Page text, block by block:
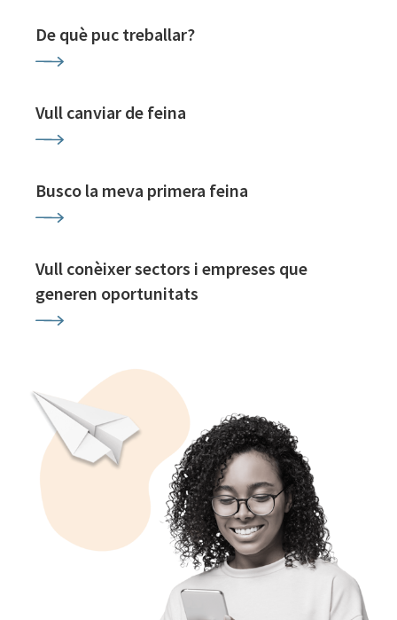
De què puc treballar?
Vull canviar de feina
Busco la meva primera feina
Vull conèixer sectors i empreses que
generen oportunitats